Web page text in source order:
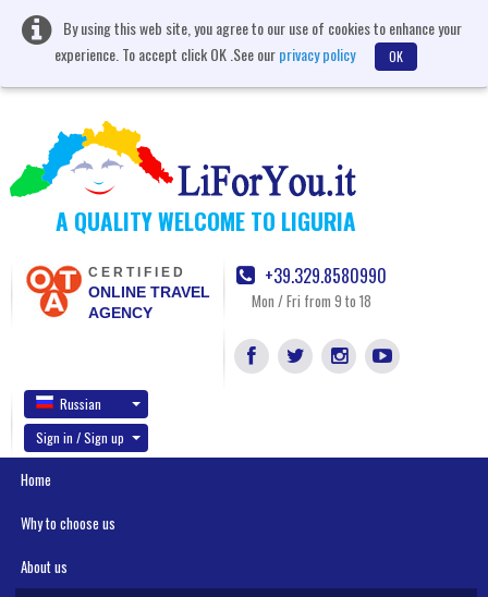
By using this web site, you agree to our use of cookies to enhance your
experience. To accept click OK .See ourprivacy policy OK
A QUALITY WELCOME TO LIGURIA
CERTIFIED
ONLINE TRAVEL
AGENCY
+39.329.8580990
Mon / Fri from 9 to 18
Russian
Sign in / Sign up
Home
Why to choose us
About us